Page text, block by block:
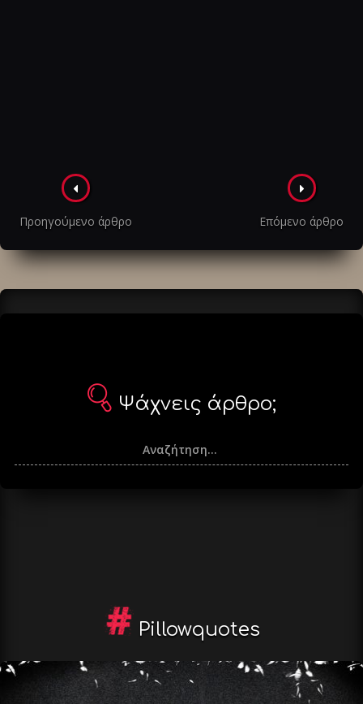
Πλοήγηση
στα
άρθρα
Προηγούμενο άρθρο Επόμενο άρθρο
Ψάχνεις άρθρο;
Pillowquotes